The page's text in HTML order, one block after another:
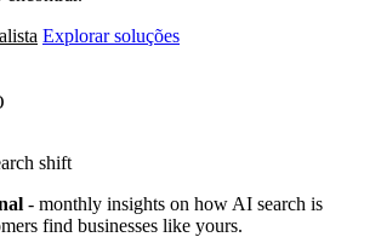
Explorar soluções
shift
- monthly insights on how AI search is
find businesses like yours.